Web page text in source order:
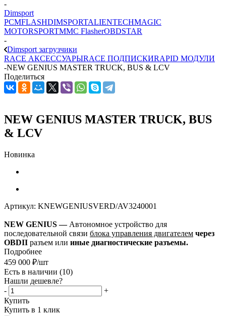
-
Dimsport
PCMFLASHDIMSPORTALIENTECHMAGIC
MOTORSPORTMMC FlasherOBDSTAR
-
Dimsport загрузчики
RACE АКСЕССУАРЫRACE ПОДПИСКИRAPID МОДУЛИ
-NEW GENIUS MASTER TRUCK, BUS & LCV
Поделиться
NEW GENIUS MASTER TRUCK, BUS
& LCV
Новинка
Артикул: KNEWGENIUSVERD/AV3240001
NEW GENIUS —Автономное устройство для
последовательной связи блока управления двигателем через
OBDII разъем или иные диагностические разъемы.
Подробнее
459 000 ₽/шт
Есть в наличии (10)
Нашли дешевле?
-
+
Купить
Купить в 1 клик